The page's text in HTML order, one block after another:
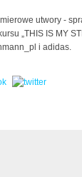
utwory -
„THIS IS MY
i adidas.